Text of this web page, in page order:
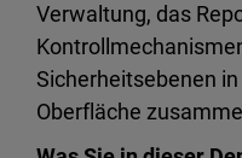
Verwaltung, das
Sicherheitsebenen
Oberfläche